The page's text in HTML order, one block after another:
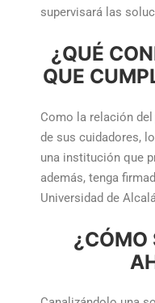
supervisará las
¿QUÉ
QUE
Como la relación
de sus cuidadores,
una institución que
además, tenga
Universidad de
¿CÓMO